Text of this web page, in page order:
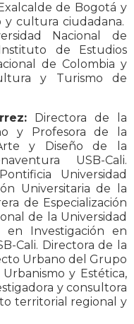
de Bogotá y
cultura ciudadana.
Nacional de
de Estudios
de Colombia y
y Turismo de
Directora de la
y Profesora de la
y Diseño de la
USB-Cali.
Universidad
Universitaria de la
de Especialización
de la Universidad
en Investigación en
Cali. Directora de la
Urbano del Grupo
y Estética,
y consultora
territorial regional y